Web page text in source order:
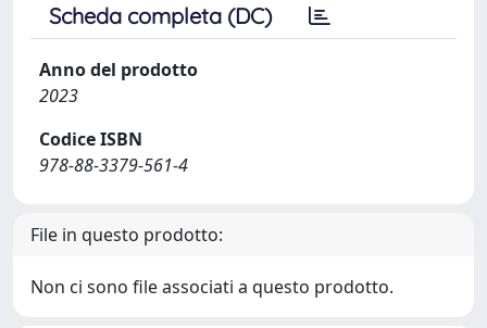
Scheda completa (DC)
Anno del prodotto
2023
Codice ISBN
978-88-3379-561-4
File in questo prodotto:
Non ci sono file associati a questo prodotto.